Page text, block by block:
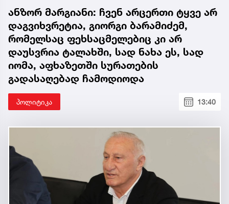
ანზორ მარგიანი: ჩვენ არცერთი ტყვე არ
დაგვიხვრეტია, გიორგი ბარამიძემ,
რომელსაც ფეხსაცმელებიც კი არ
დაუსვრია ტალახში, სად ნახა ეს, სად
იომა, აფხაზეთში სურათების
გადასაღებად ჩამოდიოდა
პოლიტიკა 13:40